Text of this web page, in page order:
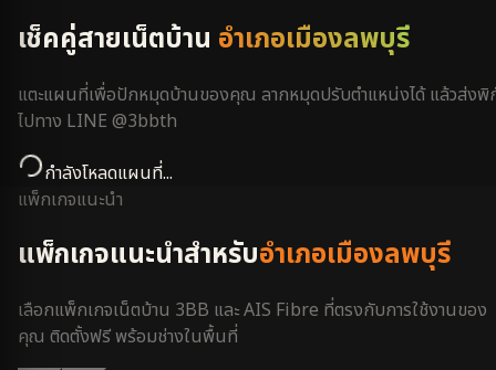
เช็คคู่สายเน็ตบ้าน อำเภอเมืองลพบุรี
แตะแผนที่เพื่อปักหมุดบ้านของคุณ ลากหมุดปรับตำแหน่งได้ แล้วส่งพิ
ไปทาง LINE @3bbth
กำลังโหลดแผนที่...
แพ็กเกจแนะนำ
แพ็กเกจแนะนำสำหรับอำเภอเมืองลพบุรี
เลือกแพ็กเกจเน็ตบ้าน 3BB และ AIS Fibre ที่ตรงกับการใช้งานของ
คุณ ติดตั้งฟรี พร้อมช่างในพื้นที่